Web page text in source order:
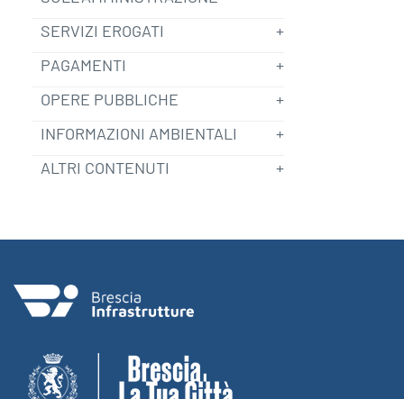
SERVIZI EROGATI
PAGAMENTI
OPERE PUBBLICHE
INFORMAZIONI AMBIENTALI
ALTRI CONTENUTI